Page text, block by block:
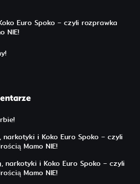
Euro Spoko – czyli rozprawka
NIE!
narkotyki i Koko Euro Spoko – czyli
Mamo NIE!
narkotyki i Koko Euro Spoko – czyli
Mamo NIE!